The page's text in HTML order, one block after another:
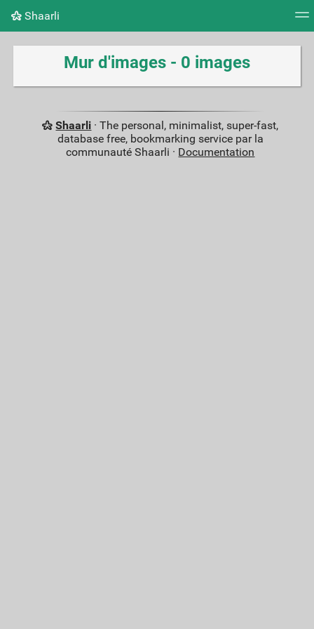
Shaarli
Nuage de tags Mur d'images Quotidien Flux
Mur d'images - 0 images
Shaarli · The personal, minimalist, super-fast,
database free, bookmarking service par la
communauté Shaarli · Documentation